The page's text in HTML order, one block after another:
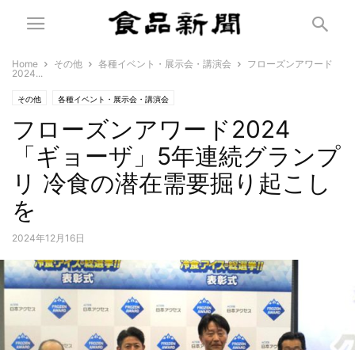
Home その他 各種イベント・展示会・講演会
フローズンアワード
2024...
その他 各種イベント・展示会・講演会
フローズンアワード2024
「ギョーザ」5年連続グランプ
リ 冷食の潜在需要掘り起こし
を
2024年12月16日